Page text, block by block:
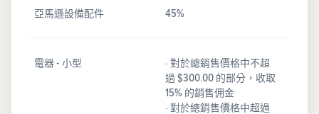
亞馬遜設備配件 45%
電器 - 小型
· 對於總銷售價格中不超
過 $300.00 的部分，收取
15% 的銷售佣金
· 對於總銷售價格中超過